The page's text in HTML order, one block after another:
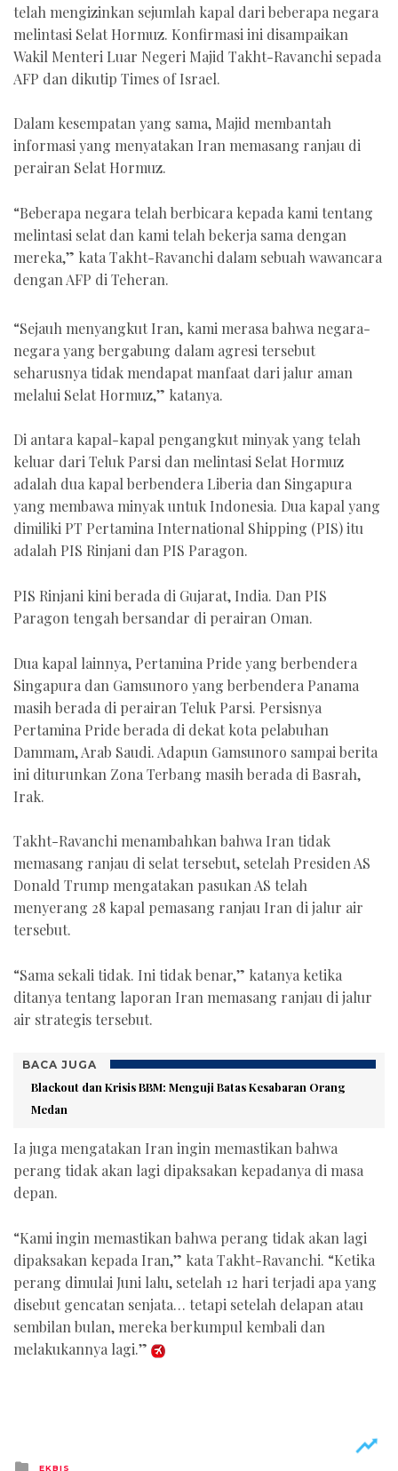
telah mengizinkan sejumlah kapal dari beberapa negara
melintasi Selat Hormuz. Konfirmasi ini disampaikan
Wakil Menteri Luar Negeri Majid Takht-Ravanchi sepada
AFP dan dikutip Times of Israel.
Dalam kesempatan yang sama, Majid membantah
informasi yang menyatakan Iran memasang ranjau di
perairan Selat Hormuz.
“Beberapa negara telah berbicara kepada kami tentang
melintasi selat dan kami telah bekerja sama dengan
mereka,” kata Takht-Ravanchi dalam sebuah wawancara
dengan AFP di Teheran.
“Sejauh menyangkut Iran, kami merasa bahwa negara-
negara yang bergabung dalam agresi tersebut
seharusnya tidak mendapat manfaat dari jalur aman
melalui Selat Hormuz,” katanya.
Di antara kapal-kapal pengangkut minyak yang telah
keluar dari Teluk Parsi dan melintasi Selat Hormuz
adalah dua kapal berbendera Liberia dan Singapura
yang membawa minyak untuk Indonesia. Dua kapal yang
dimiliki PT Pertamina International Shipping (PIS) itu
adalah PIS Rinjani dan PIS Paragon.
PIS Rinjani kini berada di Gujarat, India. Dan PIS
Paragon tengah bersandar di perairan Oman.
Dua kapal lainnya, Pertamina Pride yang berbendera
Singapura dan Gamsunoro yang berbendera Panama
masih berada di perairan Teluk Parsi. Persisnya
Pertamina Pride berada di dekat kota pelabuhan
Dammam, Arab Saudi. Adapun Gamsunoro sampai berita
ini diturunkan Zona Terbang masih berada di Basrah,
Irak.
Takht-Ravanchi menambahkan bahwa Iran tidak
memasang ranjau di selat tersebut, setelah Presiden AS
Donald Trump mengatakan pasukan AS telah
menyerang 28 kapal pemasang ranjau Iran di jalur air
tersebut.
“Sama sekali tidak. Ini tidak benar,” katanya ketika
ditanya tentang laporan Iran memasang ranjau di jalur
air strategis tersebut.
BACA JUGA
Blackout dan Krisis BBM: Menguji Batas Kesabaran Orang
Medan
Ia juga mengatakan Iran ingin memastikan bahwa
perang tidak akan lagi dipaksakan kepadanya di masa
depan.
“Kami ingin memastikan bahwa perang tidak akan lagi
dipaksakan kepada Iran,” kata Takht-Ravanchi. “Ketika
perang dimulai Juni lalu, setelah 12 hari terjadi apa yang
disebut gencatan senjata… tetapi setelah delapan atau
sembilan bulan, mereka berkumpul kembali dan
melakukannya lagi.”
Posted
EKBIS